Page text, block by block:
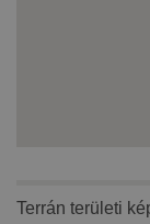
Terrán területi